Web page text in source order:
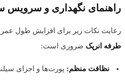
راهنمای نگهداری و سرویس
رعایت نکات زیر برای افزایش طول عمر
طرفه انرپک ضروری است:
نظافت منظم: پورت‌ها و اجزای